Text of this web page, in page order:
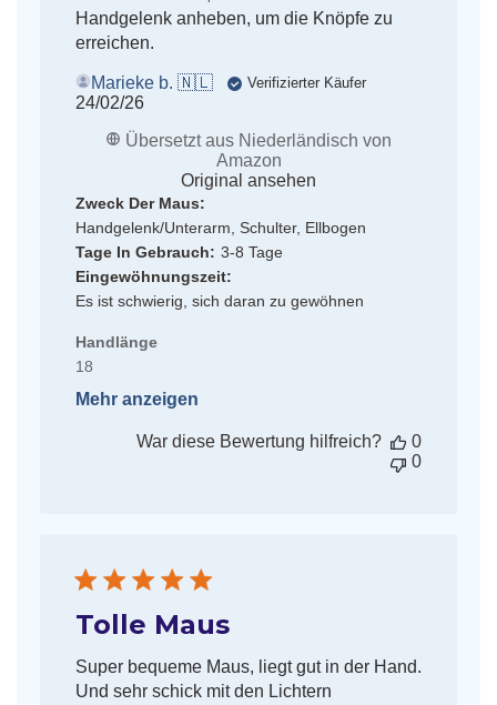
Handgelenk anheben, um die Knöpfe zu
erreichen.
Marieke b. 🇳🇱 Verifizierter Käufer
Veröffentlichungsdatum
24/02/26
Übersetzt aus Niederländisch von
Amazon
Original ansehen
Zweck Der Maus:
Handgelenk/Unterarm, Schulter, Ellbogen
Tage In Gebrauch: 3-8 Tage
Eingewöhnungszeit:
Es ist schwierig, sich daran zu gewöhnen
Handlänge
18
Mehr anzeigen
War diese Bewertung hilfreich?
0
0
Tolle Maus
Super bequeme Maus, liegt gut in der Hand.
Und sehr schick mit den Lichtern